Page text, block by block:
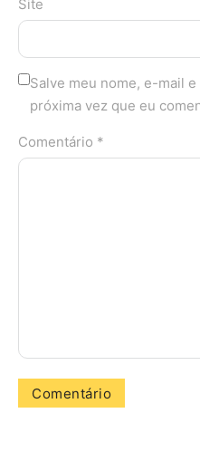
Site
Salve meu nome, e-mail
próxima vez que eu
Comentário *